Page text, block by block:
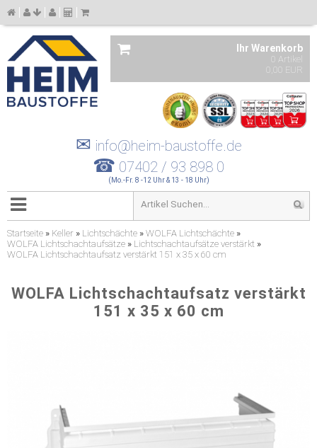
Ihr Warenkorb
0 Artikel
0,00 EUR
✉ info@heim-baustoffe.de
☎ 07402 / 93 898 0
(Mo.-Fr. 8 -12 Uhr & 13 - 18 Uhr)
Startseite » Keller » Lichtschächte » WOLFA Lichtschächte »
WOLFA Lichtschachtaufsätze » Lichtschachtaufsätze verstärkt »
WOLFA Lichtschachtaufsatz verstärkt 151 x 35 x 60 cm
WOLFA Lichtschachtaufsatz verstärkt
151 x 35 x 60 cm